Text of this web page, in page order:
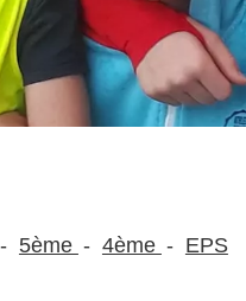
5ème 4ème EPS